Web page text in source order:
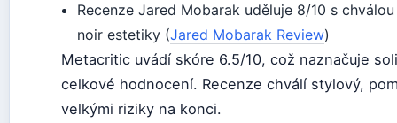
Recenze Jared Mobarak uděluje 8/10 s
noir estetiky (Jared Mobarak Review)
Metacritic uvádí skóre 6.5/10, což naznačuje
celkové hodnocení. Recenze chválí stylový,
velkými riziky na konci.